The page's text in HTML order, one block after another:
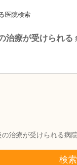
医院検索
治療が受けられる
治療が受けられる病院
検